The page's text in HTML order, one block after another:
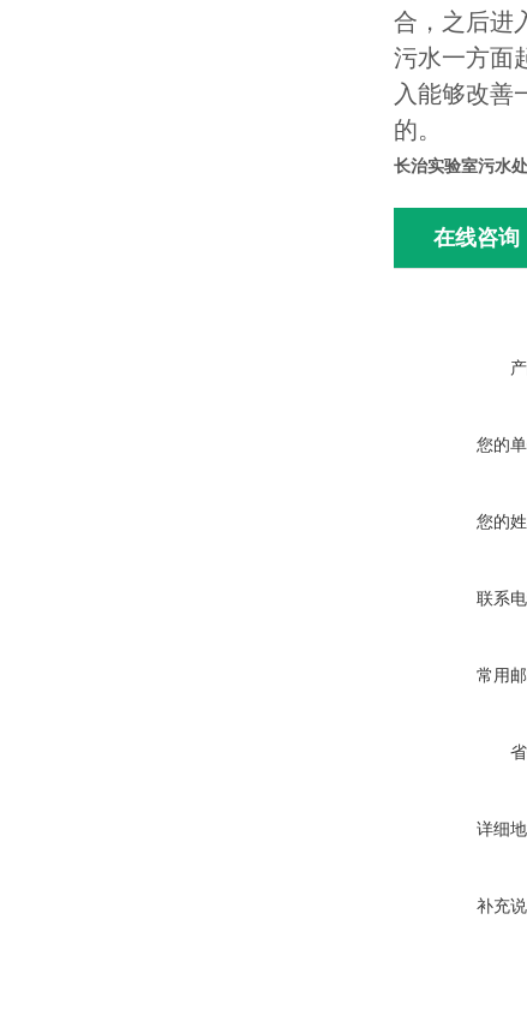
合，之后进
污水一方面
入能够改善
的。
长治实验室污水
在线咨询
您的单
您的姓
联系电
常用邮
详细地
补充说